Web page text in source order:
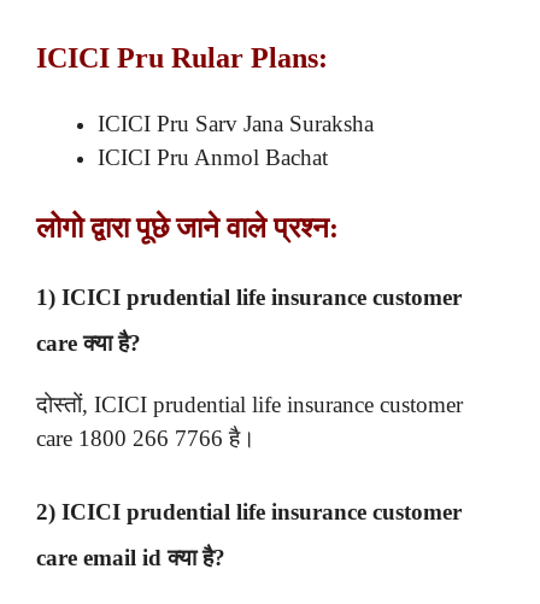
ICICI Pru Rular Plans:
ICICI Pru Sarv Jana Suraksha
ICICI Pru Anmol Bachat
लोगो द्वारा पूछे जाने वाले प्रश्न:
1) ICICI prudential life insurance customer
care क्या है?
दोस्तों, ICICI prudential life insurance customer
care 1800 266 7766 है।
2) ICICI prudential life insurance customer
care email id क्या है?